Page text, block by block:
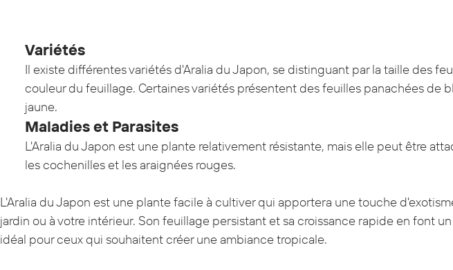
Variétés
Il existe différentes variétés d'Aralia du Japon, se distinguant par la taille des
couleur du feuillage. Certaines variétés présentent des feuilles panachées de
jaune.
Maladies et Parasites
L'Aralia du Japon est une plante relativement résistante, mais elle peut être
les cochenilles et les araignées rouges.
L'Aralia du Japon est une plante facile à cultiver qui apportera une touche
jardin ou à votre intérieur. Son feuillage persistant et sa croissance rapide en font
idéal pour ceux qui souhaitent créer une ambiance tropicale.